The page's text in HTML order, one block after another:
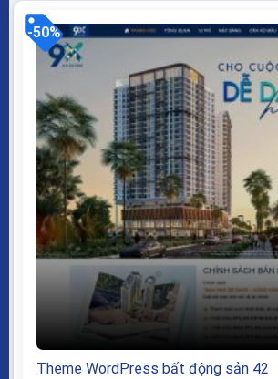
tối ưu với các công cụ tìm kiếm Theme...
-50%
Theme WordPress bất động sản 42